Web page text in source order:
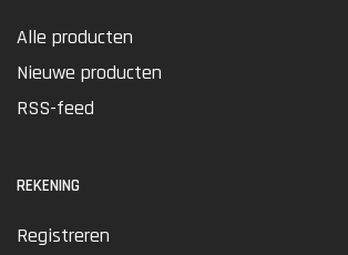
Alle producten
Nieuwe producten
RSS-feed
REKENING
Registreren